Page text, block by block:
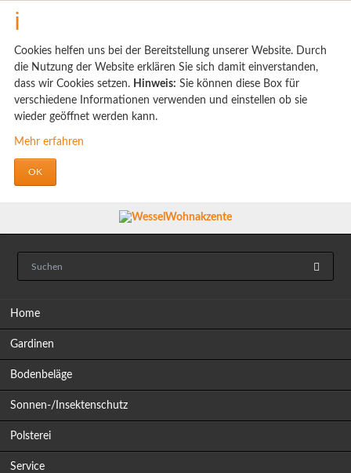
Cookies helfen uns bei der Bereitstellung unserer Website. Durch
die Nutzung der Website erklären Sie sich damit einverstanden,
dass wir Cookies setzen. Hinweis: Sie können diese Box für
verschiedene Informationen verwenden und einstellen ob sie
wieder geöffnet werden kann.
Mehr erfahren
OK
Home
Gardinen
Bodenbeläge
Sonnen-/Insektenschutz
Polsterei
Service